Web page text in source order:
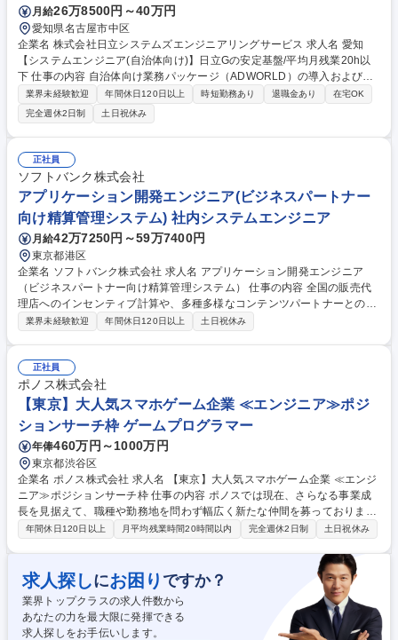
月給26万8500円～40万円
愛知県名古屋市中区
企業名 株式会社日立システムズエンジニアリングサービス 求人名 愛知
【システムエンジニア(自治体向け)】日立Gの安定基盤/平均月残業20h以
下 仕事の内容 自治体向け業務パッケージ（ADWORLD）の導入および運
用保守をご担当いただきます。ユーザーからの問い合わせ対応や、システ
ム入れ替え時の要件定義・導入支援などをお任せします。 【業務内容】■
日次、週次、月次、年次処理のサポート業務 ■自治体ユーザーからのシス
テムに関する問い合わせ対応 ■他社システムからADWORLDへの入れ替え
に伴うシステム説明 ■導入に向けた要件定義（顧客折衝、フロントSE業
務） ■導入後の操作方法や使い方の支援・レクチャー ■各種要望に対する
調整および保守・スポット案件対応 募集職種 愛知【システムエンジニア
(自治体向け)】日立Gの安定基盤/平均月残業20h以下
業界未経験歓迎 年間休日120日以上 時短勤務あり 退職金あり
在宅OK
完全週休2日制
土日祝休み
正社員
ソフトバンク株式会社
アプリケーション開発エンジニア(ビジネスパートナー
向け精算管理システム) 社内システムエンジニア
月給42万7250円～59万7400円
東京都港区
企業名 ソフトバンク株式会社 求人名 アプリケーション開発エンジニア
（ビジネスパートナー向け精算管理システム） 仕事の内容 全国の販売代
理店へのインセンティブ計算や、多種多様なコンテンツパートナーとの精
算や請求、支払という会社の基盤となる大規模、大量件数の処理を可能と
リースまでの一連の工程のシステム開発と保守や、社内横断的なプロジェ
クトの遂行や業務企画推進、新たなIT技術の推進や導入検討 ソフトバンク
サービスにおけるビジネスパートナー精算などのバックヤード系システム
をご担当いただきます。 募集職種 アプリケーション開発エンジニア（ビ
ジネスパートナー向け精算管理システム）
業界未経験歓迎 年間休日120日以上 土日祝休み
正社員
ポノス株式会社
【東京】大人気スマホゲーム企業 ≪エンジニア≫ポジ
ションサーチ枠 ゲームプログラマー
年俸460万円～1000万円
東京都渋谷区
企業名 ポノス株式会社 求人名 【東京】大人気スマホゲーム企業 ≪エンジ
ニア≫ポジションサーチ枠 仕事の内容 ポノスでは現在、さらなる事業成
長を見据えて、職種や勤務地を問わず幅広く新たな仲間を募っておりま
す。 本枠は、現在公開されている特定の職種以外で、弊社への参画を熱望
ポジションを検討させていただきます。 ◎ポジション例 ・C++エンジニ
ア（運用タイトル）・Unityエンジニア（運用タイトル） ・Unityエンジニ
ア（新規タイトル）・エンジニア（新規カジュアルゲーム）など 募集職種
【東京】大人気スマホゲーム企業 ≪エンジニア≫ポジションサーチ枠
年間休日120日以上 月平均残業時間20時間以内 完全週休2日制 土日祝休み
求人探しにお困り ですか？
業界トップクラスの求人件数から
あなたの力を最大限に発揮できる
求人探しをお手伝いします。